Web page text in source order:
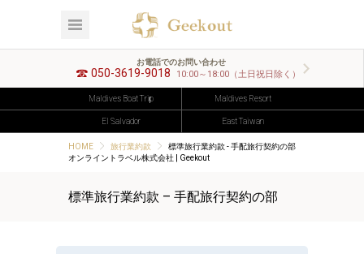
お電話でのお問い合わせ
050-3619-9018 10:00～18:00（土日祝日除く）
Maldives Boat Trip Maldives Resort
El Salvador East Taiwan
HOME 旅行業約款
標準旅行業約款 - 手配旅行契約の部
オンライントラベル株式会社 | Geekout
標準旅行業約款 – 手配旅行契約の部